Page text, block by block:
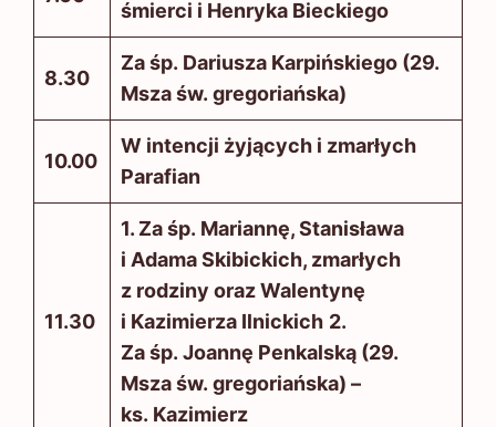
śmierci i Henryka Bieckiego
8.30
Za śp. Dariusza Karpińskiego (29.
Msza św. gregoriańska)
10.00
W intencji żyjących i zmarłych
Parafian
11.30
1. Za śp. Mariannę, Stanisława
i Adama Skibickich, zmarłych
z rodziny oraz Walentynę
i Kazimierza Ilnickich 2.
Za śp. Joannę Penkalską (29.
Msza św. gregoriańska) –
ks. Kazimierz